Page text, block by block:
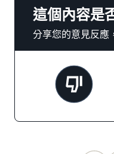
這個內容是
分享您的意見反應